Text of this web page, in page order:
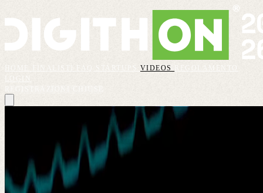
VIDEOS
REGOLAMENTO